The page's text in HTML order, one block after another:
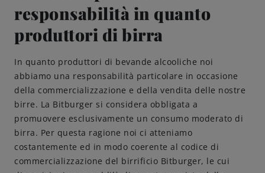
Persone
Birrificio
Sostenibilità
Amicizie di birra
responsabilità in quanto
produttori di birra
In quanto produttori di bevande alcooliche noi
abbiamo una responsabilità particolare in occasione
della commercializzazione e della vendita delle nostre
birre. La Bitburger si considera obbligata a
promuovere esclusivamente un consumo moderato di
birra. Per questa ragione noi ci atteniamo
costantemente ed in modo coerente al codice di
commercializzazione del birrificio Bitburger, le cui